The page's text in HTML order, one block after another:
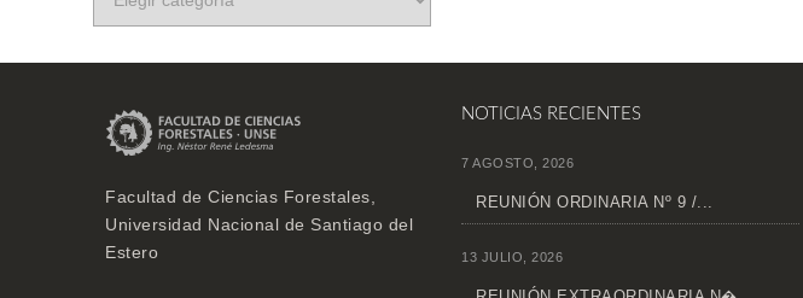
Facultad de Ciencias Forestales,
Universidad Nacional de Santiago del
Estero
NOTICIAS RECIENTES
7 AGOSTO, 2026
REUNIÓN ORDINARIA Nº 9 /...
13 JULIO, 2026